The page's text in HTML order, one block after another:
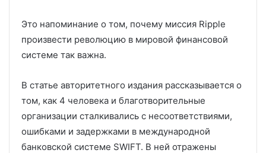
Это напоминание о том, почему миссия Ripple
произвести революцию в мировой финансовой
системе так важна.
В статье авторитетного издания рассказывается о
том, как 4 человека и благотворительные
организации сталкивались с несоответствиями,
ошибками и задержками в международной
банковской системе SWIFT. В ней отражены